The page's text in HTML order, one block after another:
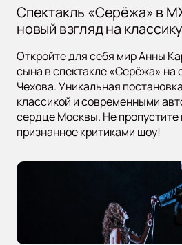
Спектакль «Серёжа» в
новый взгляд на
Откройте для себя мир Анны
сына в спектакле «Серёжа»
Чехова. Уникальная
классикой и современными
сердце Москвы. Не пропустите
признанное критиками шоу!